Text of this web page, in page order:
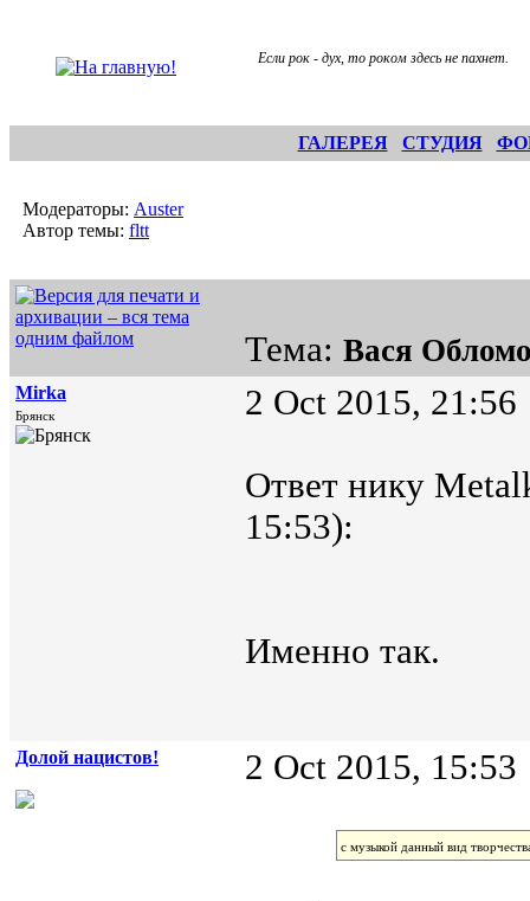
Если рок - дух, то роком здесь не пахнет.
ГАЛЕРЕЯ СТУДИЯ
Модераторы: Auster
Автор темы: fltt
Тема: Вася
Mirka
Брянск 2 Oct 2015, 21:56
Ответ нику
15:53):
Именно так.
Долой нацистов! 2 Oct 2015, 15:53
с музыкой данный вид